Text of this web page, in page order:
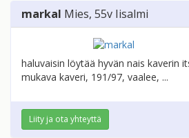
markal Mies, 55v Iisalmi
haluvaisin löytää hyvän nais kaverin
mukava kaveri, 191/97, vaalee, ...
Liity ja ota yhteyttä